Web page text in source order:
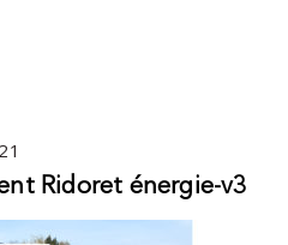
Ridoret énergie-v3